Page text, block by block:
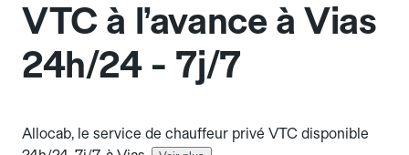
VTC à l’avance à Vias
24h/24 - 7j/7
Allocab, le service de chauffeur privé VTC disponible